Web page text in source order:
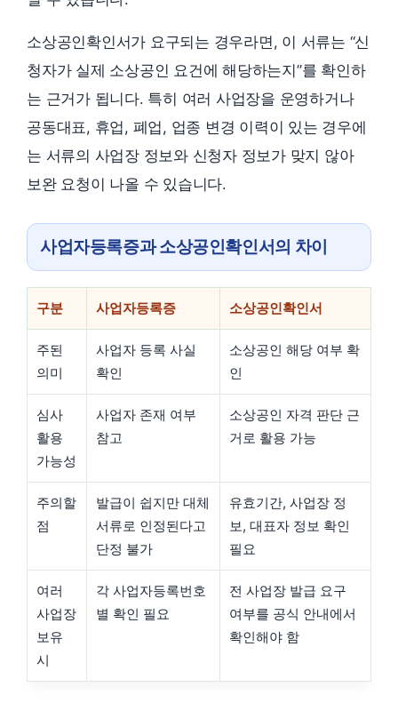
소상공인확인서가 요구되는 경우라면, 이 서류는 “신
청자가 실제 소상공인 요건에 해당하는지”를 확인하
는 근거가 됩니다. 특히 여러 사업장을 운영하거나
공동대표, 휴업, 폐업, 업종 변경 이력이 있는 경우에
는 서류의 사업장 정보와 신청자 정보가 맞지 않아
보완 요청이 나올 수 있습니다.
사업자등록증과 소상공인확인서의 차이
구분 사업자등록증 소상공인확인서
주된
의미
사업자 등록 사실
확인
소상공인 해당 여부 확
인
심사
활용
가능성
사업자 존재 여부
참고
소상공인 자격 판단 근
거로 활용 가능
주의할
점
발급이 쉽지만 대체
서류로 인정된다고
단정 불가
유효기간, 사업장 정
보, 대표자 정보 확인
필요
여러
사업장
보유
시
각 사업자등록번호
별 확인 필요
전 사업장 발급 요구
여부를 공식 안내에서
확인해야 함